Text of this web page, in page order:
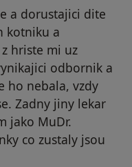
a dorustajici dite
kotniku a
hriste mi uz
odbornik a
ho nebala, vzdy
Zadny jiny lekar
jako MuDr.
co zustaly jsou